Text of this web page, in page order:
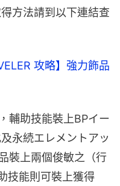
方法請到以下連結查
攻略】強力飾品
輔助技能裝上BPイー
永続エレメントアッ
裝上兩個俊敏之（行
技能則可裝上獲得